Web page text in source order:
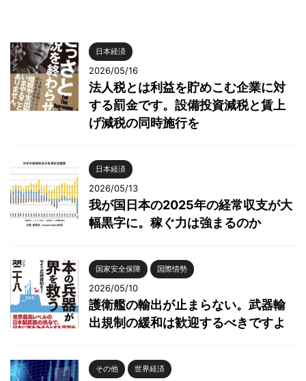
日本経済
2026/05/16
法人税とは利益を貯めこむ企業に対
する罰金です。設備投資減税と賃上
げ減税の同時施行を
日本経済
2026/05/13
我が国日本の2025年の経常収支が大
幅黒字に。稼ぐ力は強まるのか
国家安全保障 国際情勢
2026/05/10
護衛艦の輸出が止まらない。武器輸
出規制の緩和は歓迎するべきですよ
その他 世界経済